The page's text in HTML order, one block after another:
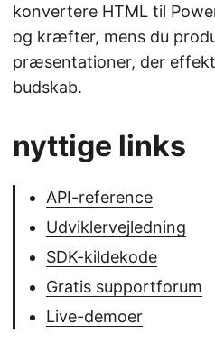
konvertere HTML til
og kræfter, mens du
præsentationer, der
budskab.
nyttige links
API-reference
Udviklervejledning
SDK-kildekode
Gratis supportforum
Live-demoer